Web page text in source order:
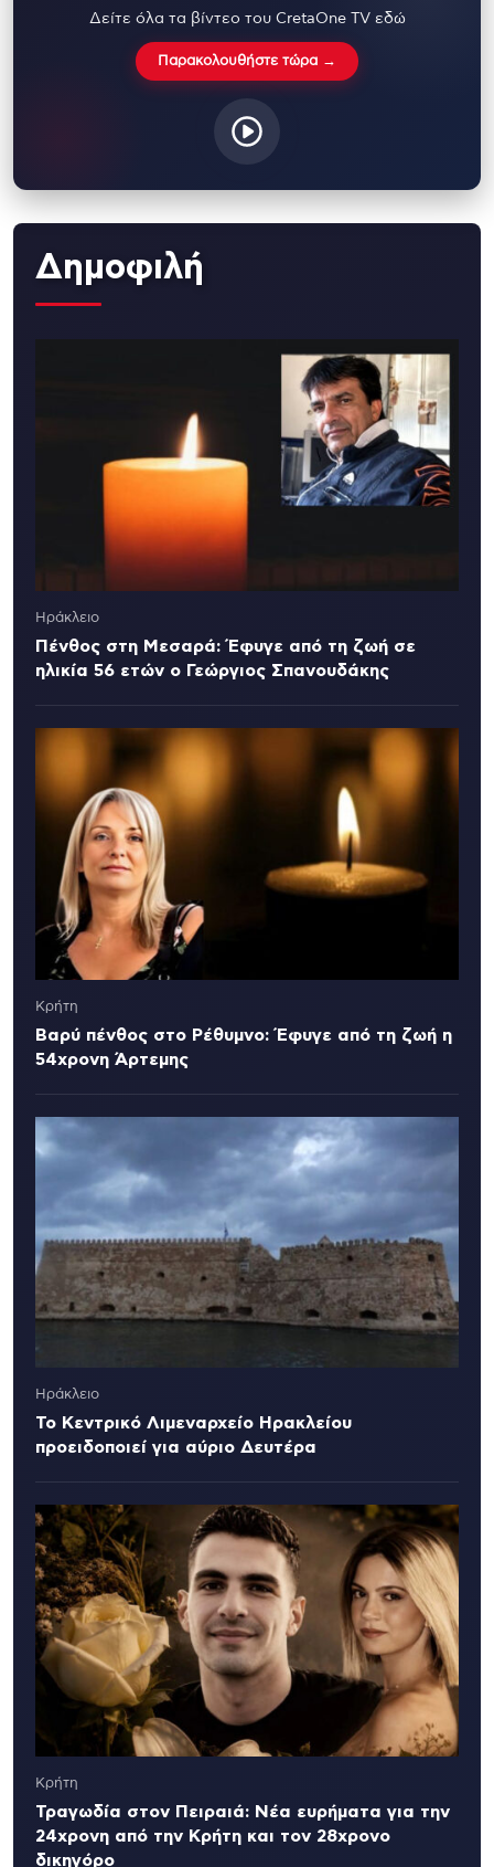
Δείτε όλα τα βίντεο του CretaOne TV εδώ
Παρακολουθήστε τώρα →
Δημοφιλή
Ηράκλειο
Πένθος στη Μεσαρά: Έφυγε από τη ζωή σε
ηλικία 56 ετών ο Γεώργιος Σπανουδάκης
Κρήτη
Βαρύ πένθος στο Ρέθυμνο: Έφυγε από τη ζωή η
54χρονη Άρτεμης
Ηράκλειο
Το Κεντρικό Λιμεναρχείο Ηρακλείου
προειδοποιεί για αύριο Δευτέρα
Κρήτη
Τραγωδία στον Πειραιά: Νέα ευρήματα για την
24χρονη από την Κρήτη και τον 28χρονο
δικηγόρο